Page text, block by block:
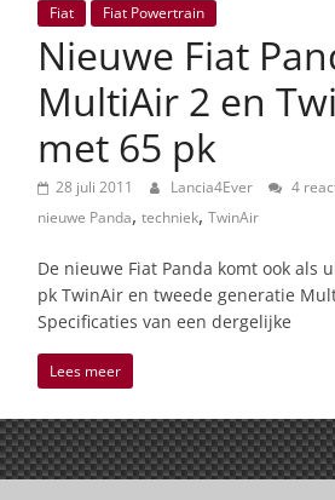
Italiaans
autonieuws
lifestyle
Fiat Fiat Powertrain
Nieuwe Fiat
MultiAir 2 en
met 65 pk
28 juli 2011 Lancia4Ever 4
nieuwe Panda, techniek, TwinAir
De nieuwe Fiat Panda komt ook als
pk TwinAir en tweede generatie
Specificaties van een dergelijke
Lees meer